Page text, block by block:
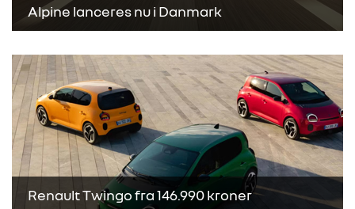
Alpine lanceres nu i Danmark
Renault Twingo fra 146.990 kroner